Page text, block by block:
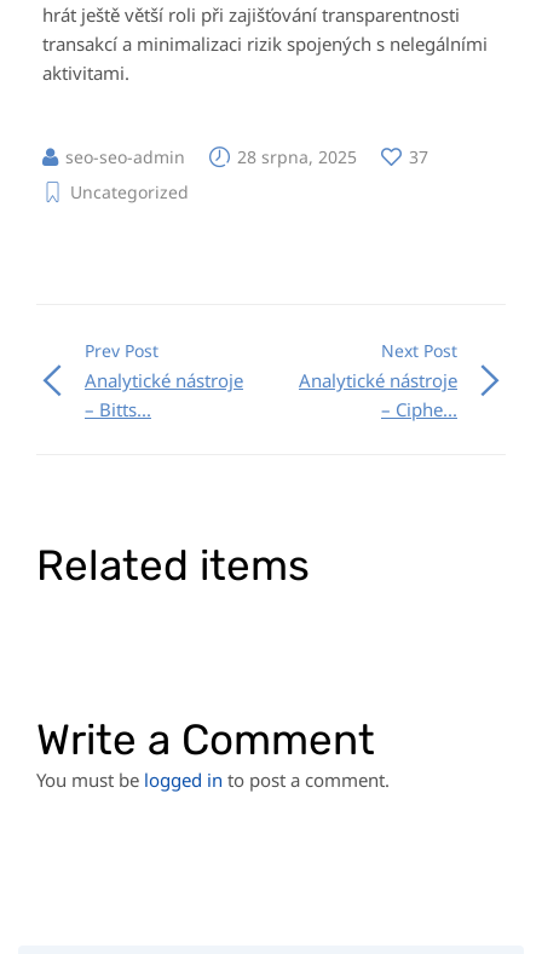
hrát ještě větší roli při zajišťování transparentnosti
transakcí a minimalizaci rizik spojených s nelegálními
aktivitami.
seo-seo-admin 28 srpna, 2025
37
Uncategorized
Prev Post
Analytické nástroje
– Bitts...
Next Post
Analytické nástroje
– Ciphe...
Related items
Write a Comment
You must be logged in to post a comment.